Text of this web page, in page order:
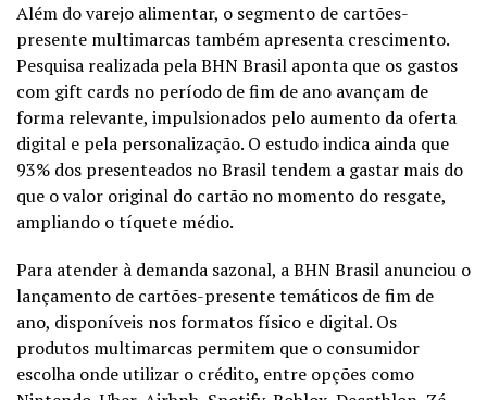
Além do varejo alimentar, o segmento de cartões-
presente multimarcas também apresenta crescimento.
Pesquisa realizada pela BHN Brasil aponta que os gastos
com gift cards no período de fim de ano avançam de
forma relevante, impulsionados pelo aumento da oferta
digital e pela personalização. O estudo indica ainda que
93% dos presenteados no Brasil tendem a gastar mais do
que o valor original do cartão no momento do resgate,
ampliando o tíquete médio.
Para atender à demanda sazonal, a BHN Brasil anunciou o
lançamento de cartões-presente temáticos de fim de
ano, disponíveis nos formatos físico e digital. Os
produtos multimarcas permitem que o consumidor
escolha onde utilizar o crédito, entre opções como